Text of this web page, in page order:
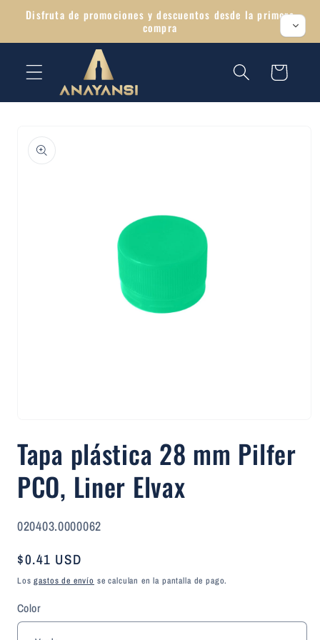
directamente
Disfruta de promociones y descuentos desde la primera
compra
Carrito
información
multimedia
en
una
ventana
modal
Tapa plástica 28 mm Pilfer
PCO, Liner Elvax
SKU:
020403.0000062
Precio
habitual
$0.41 USD
Losgastos de envío se calculan en la pantalla de pago.
Color